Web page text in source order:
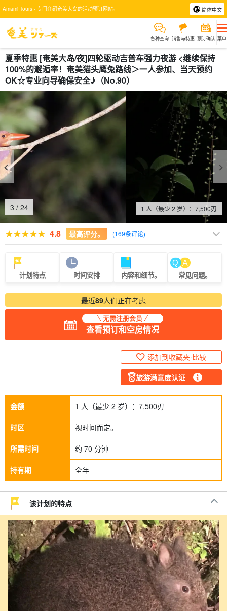
Amami Tours - 专门介绍奄美大岛的活动预订网站。 简体中文
各种查询 销售与特惠 预订确认 菜单
夏季特惠 [奄美大岛/夜]四轮驱动吉普车强力夜游 <继续保持
100%的邂逅率！奄美猫头鹰兔路线＞一人参加、当天预约
OK☆专业向导确保安全♪（No.90）
4 / 24 1 人（最少 2 岁）： 7,500刃
4.8 最高评分。 (169条评论)
计划特点 时间安排 内容和细节。 常见问题。
最近89人们正在考虑
无需注册会员
查看预订和空房情况
添加到收藏夹·比较
旅游满意度认证
金额 1 人（最少 2 岁）： 7,500刃
时区 视时间而定。
所需时间 约 70 分钟
持有期 全年
该计划的特点